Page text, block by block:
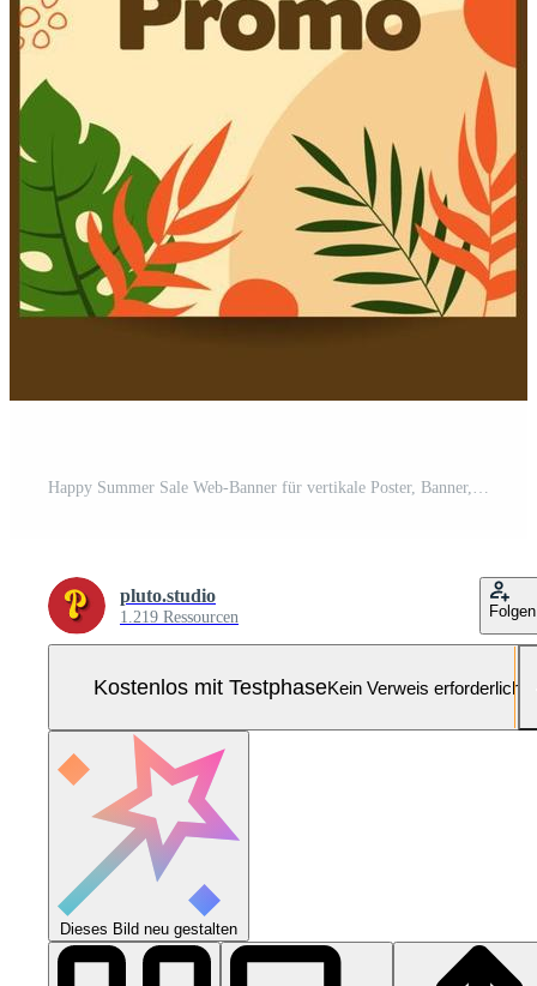
Happy Summer Sale Web-Banner für vertikale Poster, Banner, Flächen und Hintergrund für soziale Medien Pro-Vektor und Pro-SVG
pluto.studio
1.219 Ressourcen Folgen
Kostenlos mit TestphaseKein Verweis erforderlich
Dieses Bild neu gestalten